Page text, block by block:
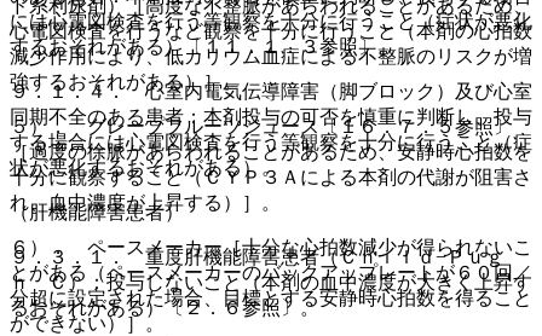
ド系利尿剤）［高度な不整脈があらわれることがあるため、
心電図検査を行うなど観察を十分に行うこと（本剤の心拍数
減少作用により、低カリウム血症による不整脈のリスクが増
強するおそれがある）］。
５）． グレープフルーツジュース〔１６．７．５参照〕
［過度の徐脈があらわれることがあるため、安静時心拍数を
十分に観察すること（ＣＹＰ３Ａによる本剤の代謝が阻害さ
れ、血中濃度が上昇する）］。
６）． ペースメーカー［十分な心拍数減少が得られないこ
とがある（ペースメーカーのバックアップレートが６０回／
分超に設定された場合、目標とする安静時心拍数を得ること
ができない）］。
には心電図検査を行う等観察を十分に行うこと（症状が悪化
するおそれがある）〔１１．１．３参照〕。
９．１．４． 心室内電気伝導障害（脚ブロック）及び心室
同期不全のある患者：本剤投与の可否を慎重に判断し、投与
する場合には心電図検査を行う等観察を十分に行うこと（症
状が悪化するおそれがある）。
（肝機能障害患者）
９．３．１． 重度肝機能障害患者（Ｃｈｉｌｄ−Ｐｕｇ
ｈ Ｃ）：投与しないこと（本剤の血中濃度が大きく上昇す
るおそれがある）〔２．６参照〕。